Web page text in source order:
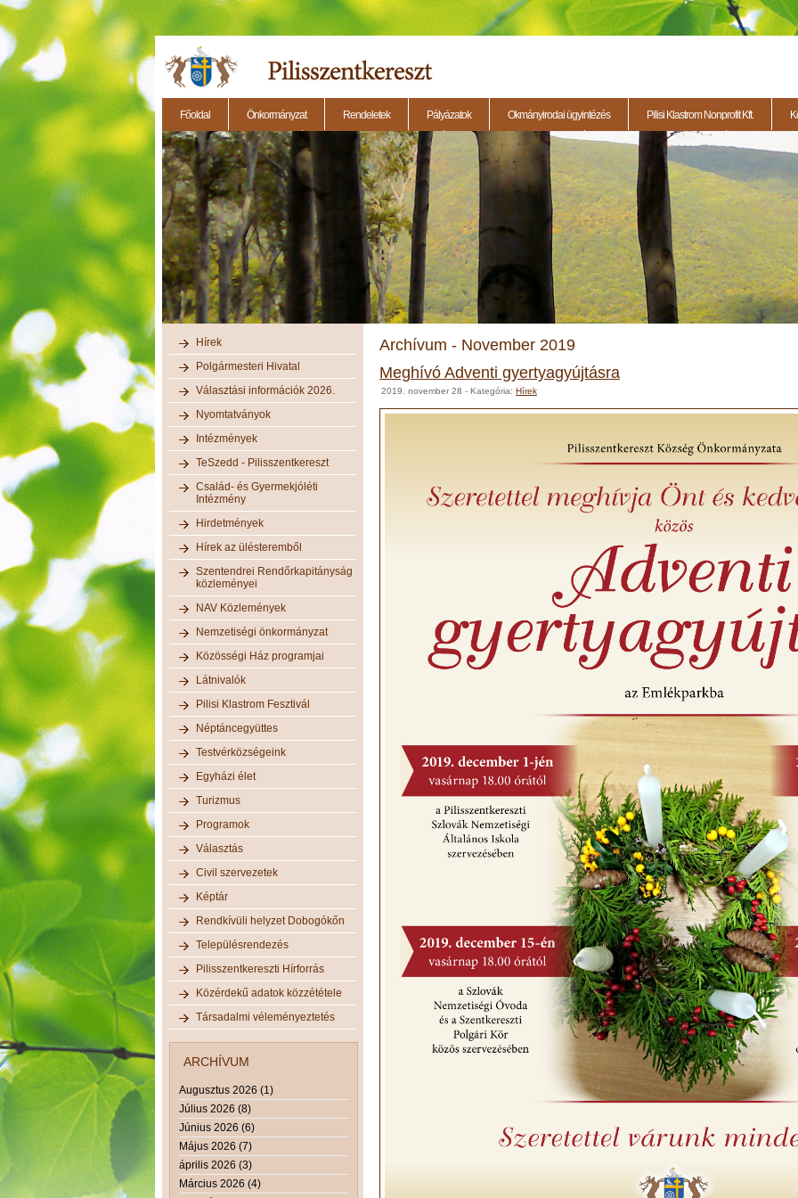
Főoldal Önkormányzat Rendeletek Pályázatok Okmányirodai ügyintézés Pilisi Klastrom Nonprofit Kft.
2014.11.27. - Testületi ülés 2014.12.28. - Testületi ülés 2014.11.13. - Testületi ülés 2015.01.29. - Testületi ülés 2015.04.23.
Hírek
Polgármesteri Hivatal
Választási információk 2026.
Nyomtatványok
Intézmények
TeSzedd - Pilisszentkereszt
Család- és Gyermekjóléti
Intézmény
Hirdetmények
Hírek az ülésteremből
Szentendrei Rendőrkapitányság
közleményei
NAV Közlemények
Nemzetiségi önkormányzat
Közösségi Ház programjai
Látnivalók
Pilisi Klastrom Fesztivál
Néptáncegyüttes
Testvérközségeink
Egyházi élet
Turizmus
Programok
Választás
Civil szervezetek
Képtár
Rendkívüli helyzet Dobogókőn
Településrendezés
Pilisszentkereszti Hírforrás
Közérdekű adatok közzététele
Társadalmi véleményeztetés
ARCHÍVUM
Augusztus 2026 (1)
Július 2026 (8)
Június 2026 (6)
Május 2026 (7)
április 2026 (3)
Március 2026 (4)
Archívum - November 2019
Meghívó Adventi gyertyagyújtásra
2019. november 28 - Kategória: Hírek